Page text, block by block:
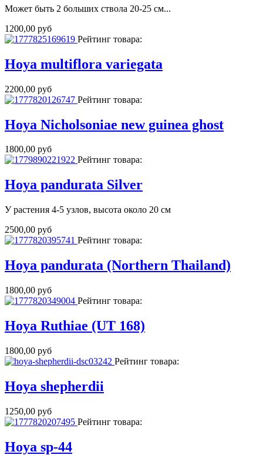
Может быть 2 больших ствола 20-25 см...
1200,00 руб
Рейтинг товара:
Hoya multiflora variegata
2200,00 руб
Рейтинг товара:
Hoya Nicholsoniae new guinea ghost
1800,00 руб
Рейтинг товара:
Hoya pandurata Silver
У растения 4-5 узлов, высота около 20 см
2500,00 руб
Рейтинг товара:
Hoya pandurata (Northern Thailand)
1800,00 руб
Рейтинг товара:
Hoya Ruthiae (UT 168)
1800,00 руб
Рейтинг товара:
Hoya shepherdii
1250,00 руб
Рейтинг товара:
Hoya sp-44